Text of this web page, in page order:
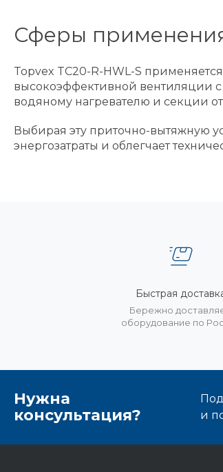
Сферы
Topvex TC20-R-HWL-S
высокоэффективной вентиляции с
водяному нагревателю и секции
Выбирая эту приточно-вытяжную
энергозатраты и облегчает
Быстрая
Бережно
оборудование по
Нужна
консультация?
и